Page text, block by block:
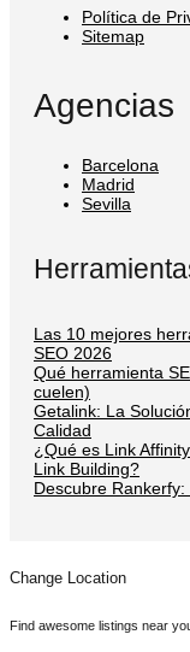
Política de
Sitemap
Agencias
Barcelona
Madrid
Sevilla
Las 10 mejores
SEO 2026
Qué herramienta
cuelen)
Getalink: La
Calidad
¿Qué es Link
Link Building?
Descubre
Change Location
Find awesome listings near